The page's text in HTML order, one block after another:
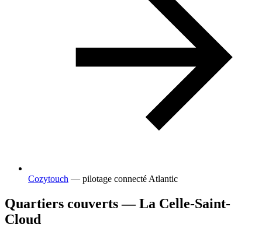
Cozytouch — pilotage connecté Atlantic
Quartiers couverts — La Celle-Saint-
Cloud